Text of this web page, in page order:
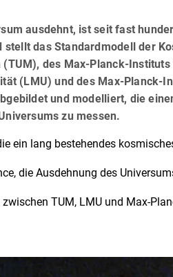
ausdehnt, ist seit fast
das Standardmodell der
(TUM), des Max-Planck-
(LMU) und des Max-Planck-
und modelliert, die
zu messen.
ein lang bestehendes
die Ausdehnung des
TUM, LMU und Max-